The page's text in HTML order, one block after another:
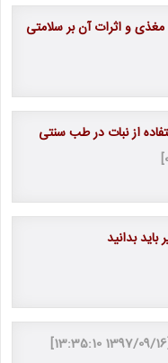
و اثرات آن بر سلامتی
از نبات در طب سنتی
باید بدانید